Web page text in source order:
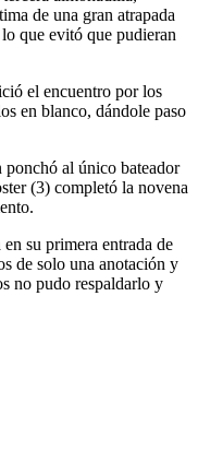
de una gran atrapada
que evitó que pudieran
el encuentro por los
en blanco, dándole paso
al único bateador
(3) completó la novena
su primera entrada de
de solo una anotación y
no pudo respaldarlo y